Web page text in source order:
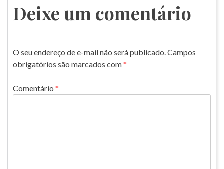
Post
Deixe um comentário
O seu endereço de e-mail não será publicado.Campos
obrigatórios são marcados com*
Comentário *